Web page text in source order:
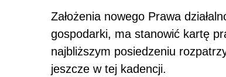
Założenia nowego Prawa
gospodarki, ma stanowić kartę
najbliższym posiedzeniu
jeszcze w tej kadencji.